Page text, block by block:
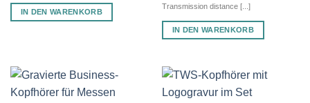
IN DEN WARENKORB
Transmission distance [...]
IN DEN WARENKORB